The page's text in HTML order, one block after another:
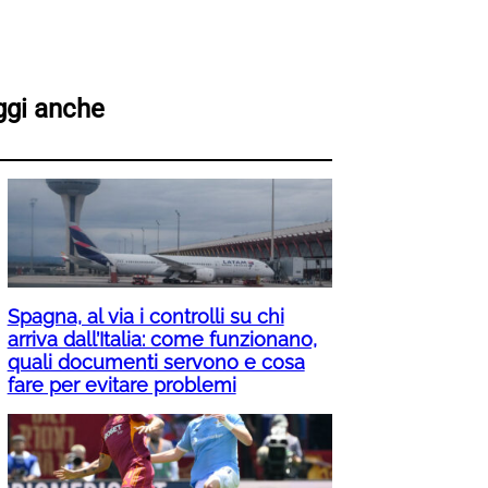
anche
Spagna, al via i controlli su chi
arriva dall’Italia: come funzionano,
quali documenti servono e cosa
fare per evitare problemi